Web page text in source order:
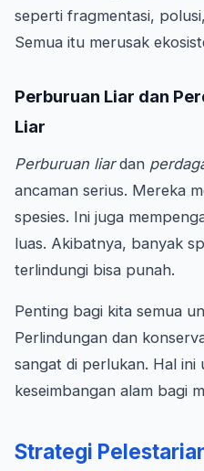
seperti fragmentasi,
Semua itu merusak
Perburuan Liar dan
Liar
Perburuan liardan
ancaman serius. Mereka
spesies. Ini juga
luas. Akibatnya, banyak
terlindungi bisa punah.
Penting bagi kita semua
Perlindungan dan
sangat di perlukan. Hal ini
keseimbangan alam bagi
Strategi